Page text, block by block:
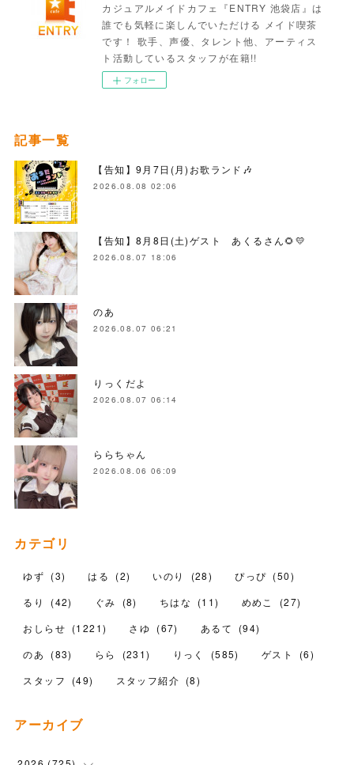
カジュアルメイドカフェ『ENTRY 池袋店』は
誰でも気軽に楽しんでいただける メイド喫茶
です！ 歌手、声優、タレント他、アーティス
ト活動しているスタッフが在籍!!
フォロー
記事一覧
【告知】9月7日(月)お歌ランド🎶
2026.08.08 02:06
【告知】8月8日(土)ゲスト あくるさん🌻💛
2026.08.07 18:06
のあ
2026.08.07 06:21
りっくだよ
2026.08.07 06:14
ららちゃん
2026.08.06 06:09
カテゴリ
ゆず (3) はる (2) いのり (28) ぴっぴ (50)
るり
(42) ぐみ (8) ちはな (11) めめこ (27)
おしらせ (1221) さゆ (67) あるて (94)
のあ
(83) らら (231) りっく (585) ゲスト (6)
スタッフ
(49) スタッフ紹介 (8)
アーカイブ